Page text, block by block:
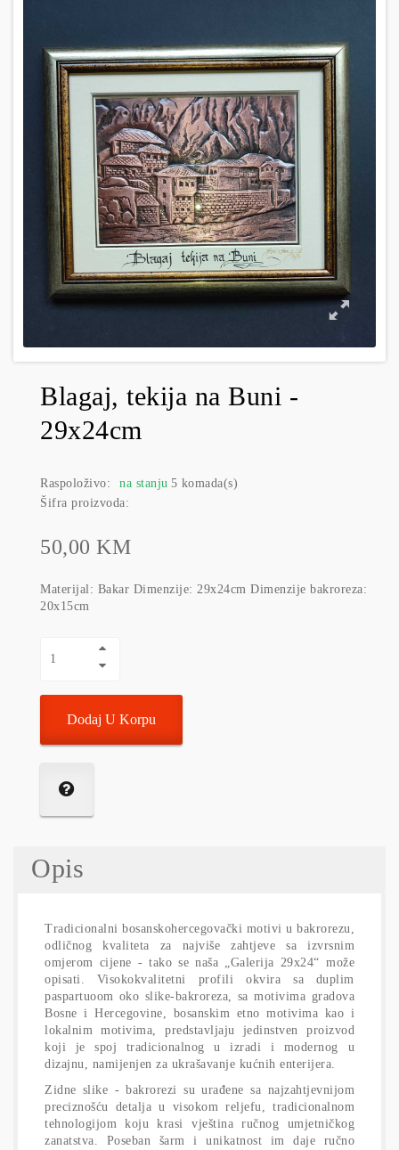
Blagaj, tekija na Buni -
29x24cm
Raspoloživo: na stanju 5 komada(s)
Šifra proizvoda:
50,00 KM
Materijal: Bakar Dimenzije: 29x24cm Dimenzije bakroreza:
20x15cm
Dodaj U Korpu
Opis
Tradicionalni bosanskohercegovački motivi u bakrorezu,
odličnog kvaliteta za najviše zahtjeve sa izvrsnim
omjerom cijene - tako se naša „Galerija 29x24“ može
opisati. Visokokvalitetni profili okvira sa duplim
paspartuoom oko slike-bakroreza, sa motivima gradova
Bosne i Hercegovine, bosanskim etno motivima kao i
lokalnim motivima, predstavljaju jedinstven proizvod
koji je spoj tradicionalnog u izradi i modernog u
dizajnu, namijenjen za ukrašavanje kućnih enterijera.
Zidne slike - bakrorezi su urađene sa najzahtjevnijom
preciznošću detalja u visokom reljefu, tradicionalnom
tehnologijom koju krasi vještina ručnog umjetničkog
zanatstva. Poseban šarm i unikatnost im daje ručno